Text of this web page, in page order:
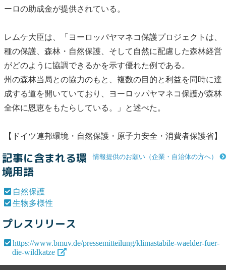
ーロの助成金が提供されている。
レムケ大臣は、「ヨーロッパヤマネコ保護プロジェクトは、
種の保護、森林・ 自然保護 、そして自然に配慮した森林経営
がどのように協調できるかを示す優れた例である。
州の森林当局との協力のもと、複数の目的と利益を同時に達
成する道を開いていており、ヨーロッパヤマネコ保護が森林
全体に恩恵をもたらしている。」と述べた。
【ドイツ連邦環境・ 自然保護 ・原子力安全・消費者保護省】
情報提供のお願い（企業・自治体の方へ）
記事に含まれる環
境用語
自然保護
生物多様性
プレスリリース
https://www.bmuv.de/pressemitteilung/klimastabile-waelder-fuer-
die-wildkatze